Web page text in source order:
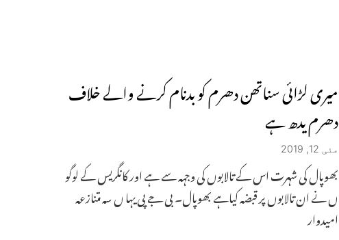
میری لڑائی سناتھن دھرم کو بدنام کرنے والے خلاف
دھرم یدھ ہے
مئی 12, 2019
بھوپال کی شہرت اس کے تالابوں کی وجہہ سے ہے اور کانگریس کے لوگو
ں نے ان تالابوں پر قبضہ کیاہے بھوپال۔ بی جے پی یہا ں سہ متنازعہ
امیدوار